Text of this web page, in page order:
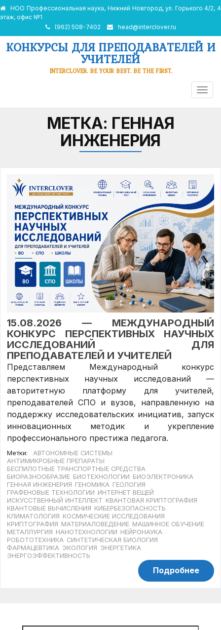
НОО Профессиональная наука, Нижний Новгород, ул. Горького 4/2, 4
этаж, офис №1
(962) 508-7402
head@interclover.ru
КОНКУРСЫ ДЛЯ ПРЕПОДАВАТЕЛЕЙ И
УЧИТЕЛЕЙ
INTERCLOVER. BE YOUR BEST. BE THE FIRST.
МЕТКА: ГЕННАЯ
ИНЖЕНЕРИЯ
15.08.2026 — МЕЖДУНАРОДНЫЙ
КОНКУРС ПЕРСПЕКТИВНЫХ НАУЧНЫХ
ИССЛЕДОВАНИЙ ДЛЯ
ПРЕПОДАВАТЕЛЕЙ И УЧИТЕЛЕЙ
Представляем Международный конкурс
перспективных научных исследований —
авторитетную платформу для учителей,
преподавателей СПО и вузов, направленную на
поддержку исследовательских инициатив, запуск
инновационных методик и укрепление
профессионального престижа педагога.
Метки:
АВТОНОМНЫЕ СИСТЕМЫ
АНТИМИКРОБНЫЕ ПРЕПАРАТЫ
БЕСПИЛОТНЫЕ ТРАНСПОРТНЫЕ СРЕДСТВА
БИОРАЗНООБРАЗИЕ БИОТЕХНОЛОГИИ БИОЭЛЕКТРОНИКА
ГЕННАЯ ИНЖЕНЕРИЯ ГЕНОМИКА ГЕОЛОГИЯ
ГРАФЕНОВЫЕ ТЕХНОЛОГИИ ИНТЕРНЕТ ВЕЩЕЙ
ИСКУССТВЕННЫЙ ИНТЕЛЛЕКТ КВАНТОВАЯ КРИПТОГРАФИЯ
КВАНТОВЫЕ ВЫЧИСЛЕНИЯ КИБЕРБЕЗОПАСНОСТЬ
КЛИМАТОЛОГИЯ КОСМИЧЕСКИЕ ИССЛЕДОВАНИЯ
КРИПТОГРАФИЯ МАТЕРИАЛОВЕДЕНИЕ МАШИННОЕ ОБУЧЕНИЕ
МЕТАЛЛУРГИЯ НАНОТЕХНОЛОГИИ НЕЙРОНАУКА
РОБОТОТЕХНИКА СИНТЕТИЧЕСКАЯ БИОЛОГИЯ
ФАРМАЦЕВТИКА ЭКОЛОГИЯ ЭНЕРГЕТИКА
ЭНЕРГОЭФФЕКТИВНОСТЬ
Подробнее